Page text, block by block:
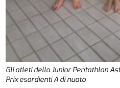
Gli atleti dello Junior Pentathlon
Prix esordienti A di nuoto